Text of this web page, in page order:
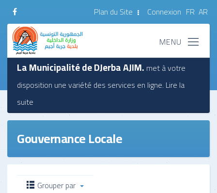
FR AR
Plan du Site Connexion
La Municipalité de DJerba AJIM. met à votre
disposition une variété des services en ligne. Lire la
suite
Gouvernance Locale
Grouper par